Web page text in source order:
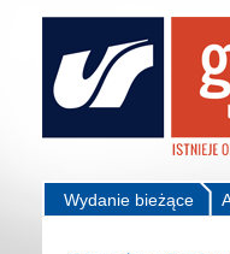
Wydanie bieżące